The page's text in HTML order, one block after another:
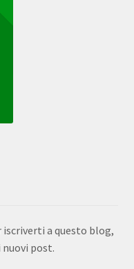
a questo blog,
post.